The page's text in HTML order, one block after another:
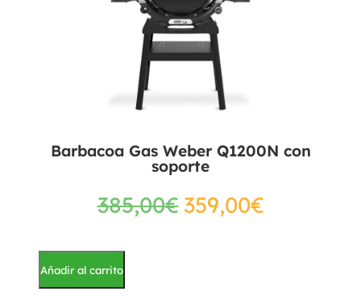
Barbacoa Gas Weber Q1200N con
soporte
385,00€359,00€
Añadir al carrito